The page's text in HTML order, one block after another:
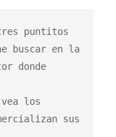
puntitos
buscar en la
donde
los
sus